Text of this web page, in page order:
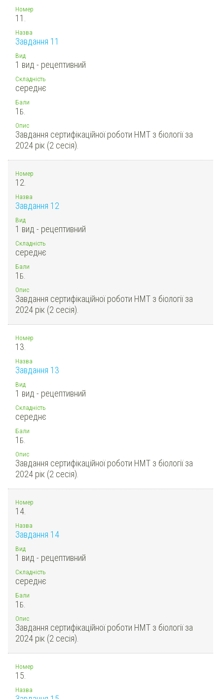
Номер
11.
Назва
Завдання 11
Вид
1 вид - рецептивний
Складність
середнє
Бали
1 Б.
Опис
Завдання сертифікаційної роботи НМТ з біології за
2024 рік (2 сесія).
Номер
12.
Назва
Завдання 12
Вид
1 вид - рецептивний
Складність
середнє
Бали
1 Б.
Опис
Завдання сертифікаційної роботи НМТ з біології за
2024 рік (2 сесія).
Номер
13.
Назва
Завдання 13
Вид
1 вид - рецептивний
Складність
середнє
Бали
1 Б.
Опис
Завдання сертифікаційної роботи НМТ з біології за
2024 рік (2 сесія).
Номер
14.
Назва
Завдання 14
Вид
1 вид - рецептивний
Складність
середнє
Бали
1 Б.
Опис
Завдання сертифікаційної роботи НМТ з біології за
2024 рік (2 сесія).
Номер
15.
Назва